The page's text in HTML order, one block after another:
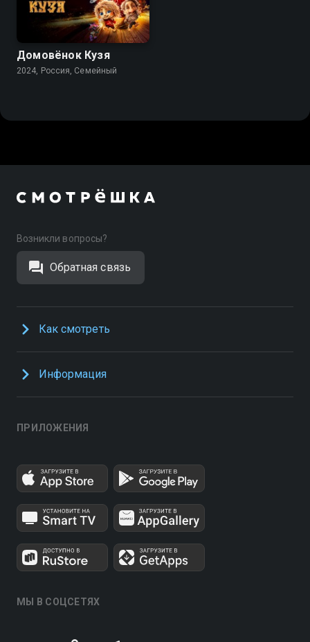
Домовёнок Кузя
2024, Россия, Cемейный
Возникли вопросы?
Обратная связь
Как смотреть
Информация
ПРИЛОЖЕНИЯ
МЫ В СОЦСЕТЯХ